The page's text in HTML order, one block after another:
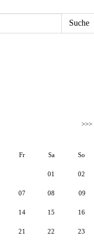
>>>
Fr Sa So
01 02
07 08 09
14 15 16
21 22 23